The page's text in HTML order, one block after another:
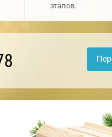
этапов.